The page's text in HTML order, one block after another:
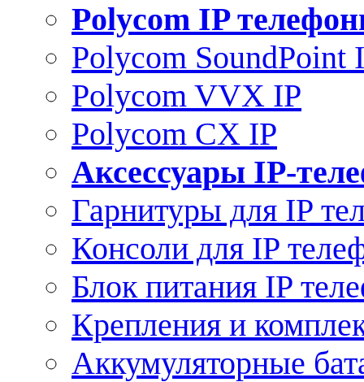
Polycom IP
Polycom SoundPoint
Polycom VVX IP
Polycom CX IP
Аксессуары IP-
Гарнитуры для IP
Консоли для IP
Блок питания IP
Крепления и
Аккумуляторные